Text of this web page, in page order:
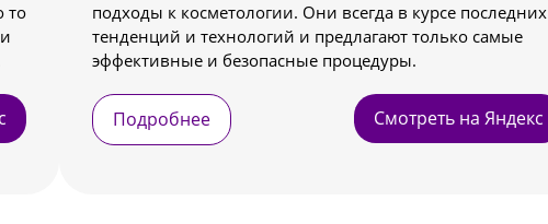
то
подходы к косметологии. Они всегда в курсе последних
тенденций и технологий и предлагают только самые
эффективные и безопасные процедуры.
Подробнее Смотреть на Яндекс